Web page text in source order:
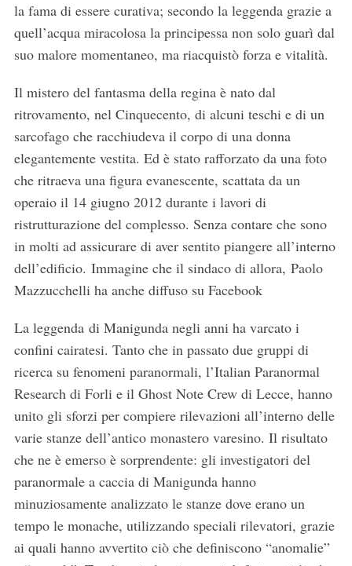
la fama di essere curativa; secondo la leggenda grazie a
quell’acqua miracolosa la principessa non solo guarì dal
suo malore momentaneo, ma riacquistò forza e vitalità.
Il mistero del fantasma della regina è nato dal
ritrovamento, nel Cinquecento, di alcuni teschi e di un
sarcofago che racchiudeva il corpo di una donna
elegantemente vestita. Ed è stato rafforzato da una foto
che ritraeva una figura evanescente, scattata da un
operaio il 14 giugno 2012 durante i lavori di
ristrutturazione del complesso. Senza contare che sono
in molti ad assicurare di aver sentito piangere all’interno
dell’edificio. Immagine che il sindaco di allora, Paolo
Mazzucchelli ha anche diffuso su Facebook
La leggenda di Manigunda negli anni ha varcato i
confini cairatesi. Tanto che in passato due gruppi di
ricerca su fenomeni paranormali, l’Italian Paranormal
Research di Forli e il Ghost Note Crew di Lecce, hanno
unito gli sforzi per compiere rilevazioni all’interno delle
varie stanze dell’antico monastero varesino. Il risultato
che ne è emerso è sorprendente: gli investigatori del
paranormale a caccia di Manigunda hanno
minuziosamente analizzato le stanze dove erano un
tempo le monache, utilizzando speciali rilevatori, grazie
ai quali hanno avvertito ciò che definiscono “anomalie”